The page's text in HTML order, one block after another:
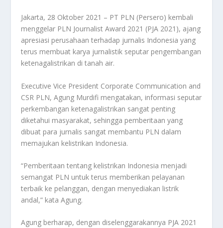
Jakarta, 28 Oktober 2021 – PT PLN (Persero) kembali
menggelar PLN Journalist Award 2021 (PJA 2021), ajang
apresiasi perusahaan terhadap jurnalis Indonesia yang
terus membuat karya jurnalistik seputar pengembangan
ketenagalistrikan di tanah air.
Executive Vice President Corporate Communication and
CSR PLN, Agung Murdifi mengatakan, informasi seputar
perkembangan ketenagalistrikan sangat penting
diketahui masyarakat, sehingga pemberitaan yang
dibuat para jurnalis sangat membantu PLN dalam
memajukan kelistrikan Indonesia.
“Pemberitaan tentang kelistrikan Indonesia menjadi
semangat PLN untuk terus memberikan pelayanan
terbaik ke pelanggan, dengan menyediakan listrik
andal,” kata Agung.
Agung berharap, dengan diselenggarakannya PJA 2021